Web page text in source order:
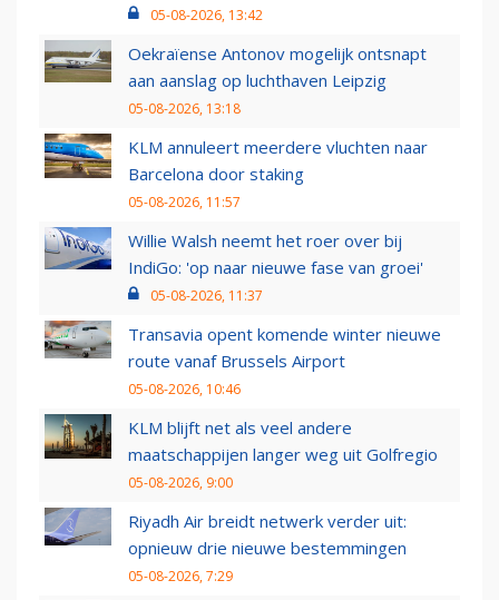
05-08-2026, 13:42
Oekraïense Antonov mogelijk ontsnapt
aan aanslag op luchthaven Leipzig
05-08-2026, 13:18
KLM annuleert meerdere vluchten naar
Barcelona door staking
05-08-2026, 11:57
Willie Walsh neemt het roer over bij
IndiGo: 'op naar nieuwe fase van groei'
05-08-2026, 11:37
Transavia opent komende winter nieuwe
route vanaf Brussels Airport
05-08-2026, 10:46
KLM blijft net als veel andere
maatschappijen langer weg uit Golfregio
05-08-2026, 9:00
Riyadh Air breidt netwerk verder uit:
opnieuw drie nieuwe bestemmingen
05-08-2026, 7:29